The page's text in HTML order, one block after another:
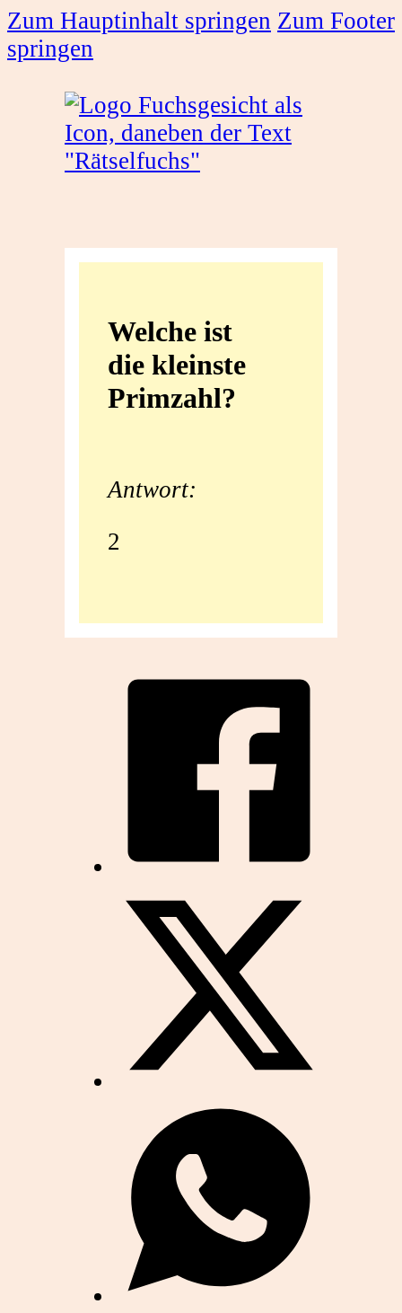
Zum Hauptinhalt springen Zum Footer
springen
Welche
kleinste
Welche ist
die kleinste
Primzahl?
Antwort:
2